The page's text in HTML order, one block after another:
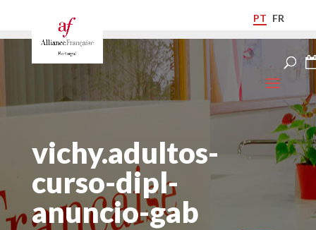
PT FR
vichy.adultos-
curso-dipl-
anuncio-gab